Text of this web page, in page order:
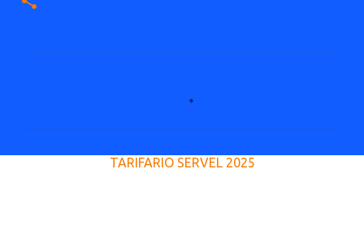
TARIFARIO SERVEL 2025